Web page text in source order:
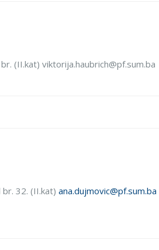
(II.kat) viktorija.haubrich@pf.sum.ba
32. (II.kat) ana.dujmovic@pf.sum.ba